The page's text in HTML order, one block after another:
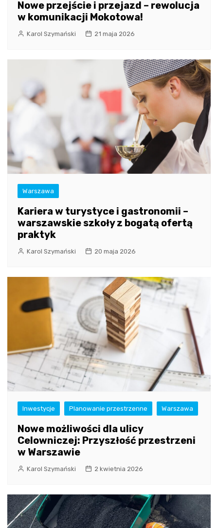
Nowe przejście i przejazd – rewolucja
w komunikacji Mokotowa!
Karol Szymański 21 maja 2026
Warszawa
Kariera w turystyce i gastronomii –
warszawskie szkoły z bogatą ofertą
praktyk
Karol Szymański 20 maja 2026
Inwestycje Planowanie przestrzenne Warszawa
Nowe możliwości dla ulicy
Celowniczej: Przyszłość przestrzeni
w Warszawie
Karol Szymański 2 kwietnia 2026